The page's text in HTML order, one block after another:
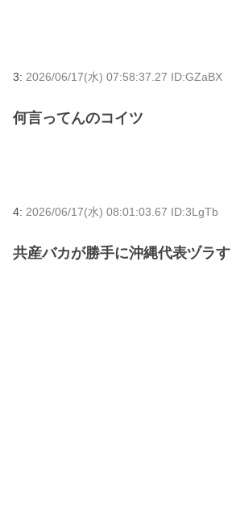
3: 2026/06/17(水) 07:58:37.27 ID:GZaBX
何言ってんのコイツ
4: 2026/06/17(水) 08:01:03.67 ID:3LgTb
共産バカが勝手に沖縄代表ヅラ